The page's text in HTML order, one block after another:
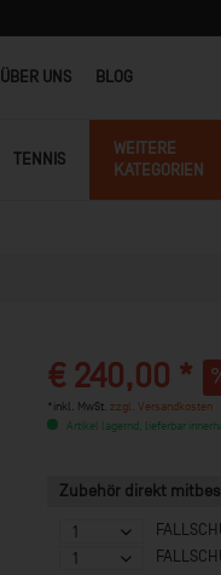
ÜBER UNS BLOG
TENNIS
WEITERE
KATEGORIEN
€ 240,00 *
*inkl. MwSt.zzgl. Versandkosten
Artikel lagernd, lieferbar
Zubehör direkt